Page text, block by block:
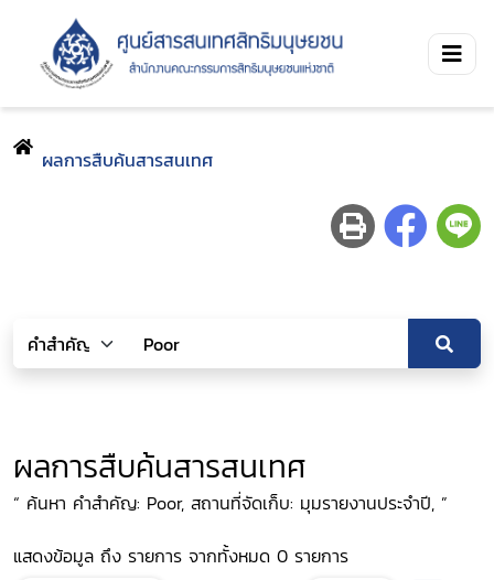
ผลการสืบค้นสารสนเทศ
ผลการสืบค้นสารสนเทศ
“ ค้นหา คำสำคัญ: Poor, สถานที่จัดเก็บ: มุมรายงานประจำปี, ”
แสดงข้อมูล ถึง รายการ จากทั้งหมด 0 รายการ